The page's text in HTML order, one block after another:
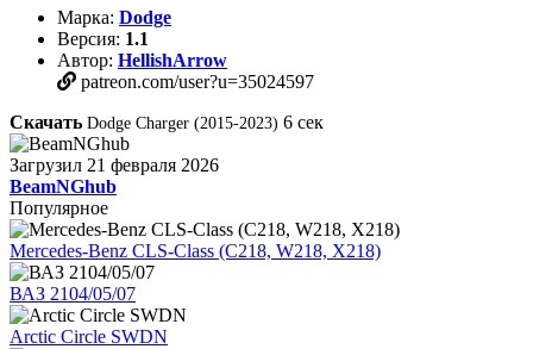
Марка: Dodge
Версия: 1.1
Автор: HellishArrow
patreon.com/user?u=35024597
Скачать Dodge Charger (2015-2023) 6 сек
Загрузил 21 февраля 2026
BeamNGhub
Популярное
Mercedes-Benz CLS-Class (C218, W218, X218)
ВАЗ 2104/05/07
Arctic Circle SWDN